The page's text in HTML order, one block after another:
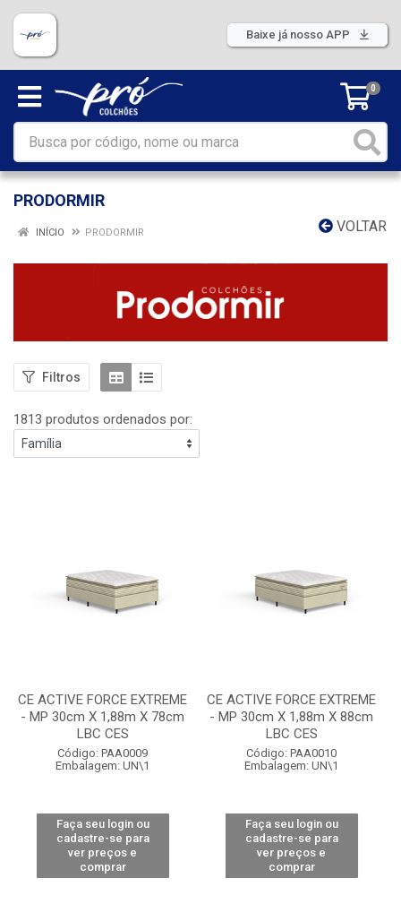
Baixe já nosso APP
0
PRODORMIR
VOLTAR
INÍCIO PRODORMIR
Filtros
1813 produtos ordenados por:
CE ACTIVE FORCE EXTREME
- MP 30cm X 1,88m X 78cm
LBC CES
Código: PAA0009
Embalagem: UN\1
Faça seu login ou
cadastre-se para
ver preços e
comprar
CE ACTIVE FORCE EXTREME
- MP 30cm X 1,88m X 88cm
LBC CES
Código: PAA0010
Embalagem: UN\1
Faça seu login ou
cadastre-se para
ver preços e
comprar